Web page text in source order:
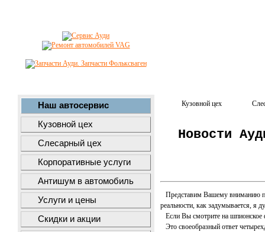
Наш автосервис
Кузовной цех
Слесарный цех
Корпоративные услуги
Антишум в автомобиль
Услуги и цены
Скидки и акции
Кузовной цех
Новости
Представим Вашему вниманию
реальности, как задумывается,
Если Вы смотрите на шпионское
Это своеобразный ответ